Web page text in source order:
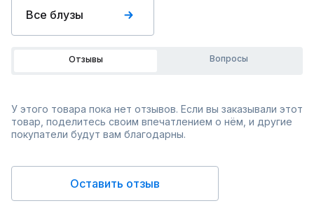
Все блузы
Отзывы Вопросы
У этого товара пока нет отзывов. Если вы заказывали этот
товар, поделитесь своим впечатлением о нём, и другие
покупатели будут вам благодарны.
Оставить отзыв